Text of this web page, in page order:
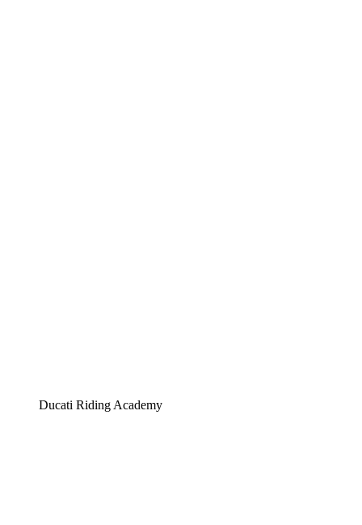
Ducati Riding Academy